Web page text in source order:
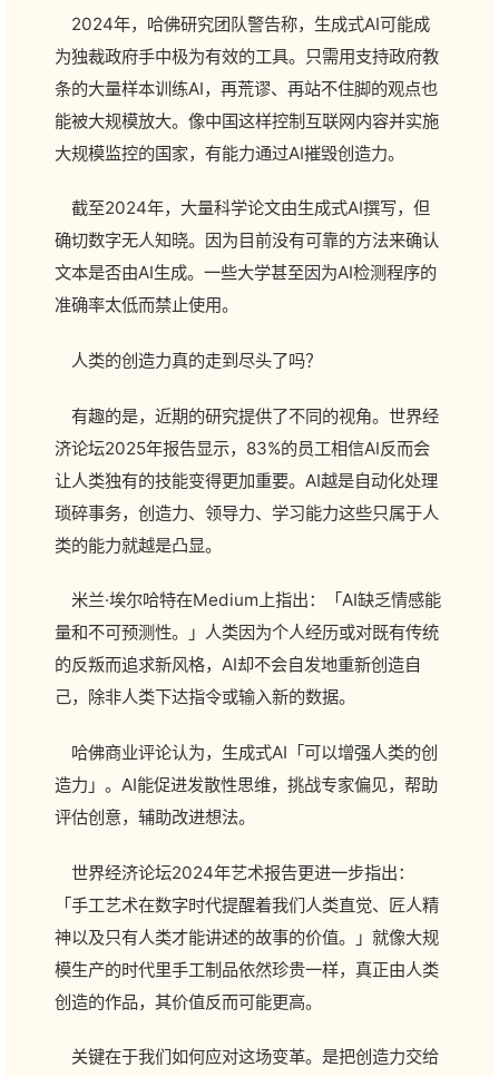
2024年，哈佛研究团队警告称，生成式AI可能成
为独裁政府手中极为有效的工具。只需用支持政府教
条的大量样本训练AI，再荒谬、再站不住脚的观点也
能被大规模放大。像中国这样控制互联网内容并实施
大规模监控的国家，有能力通过AI摧毁创造力。
截至2024年，大量科学论文由生成式AI撰写，但
确切数字无人知晓。因为目前没有可靠的方法来确认
文本是否由AI生成。一些大学甚至因为AI检测程序的
准确率太低而禁止使用。
人类的创造力真的走到尽头了吗？
有趣的是，近期的研究提供了不同的视角。世界经
济论坛2025年报告显示，83%的员工相信AI反而会
让人类独有的技能变得更加重要。AI越是自动化处理
琐碎事务，创造力、领导力、学习能力这些只属于人
类的能力就越是凸显。
米兰·埃尔哈特在Medium上指出：「AI缺乏情感能
量和不可预测性。」人类因为个人经历或对既有传统
的反叛而追求新风格，AI却不会自发地重新创造自
己，除非人类下达指令或输入新的数据。
哈佛商业评论认为，生成式AI「可以增强人类的创
造力」。AI能促进发散性思维，挑战专家偏见，帮助
评估创意，辅助改进想法。
世界经济论坛2024年艺术报告更进一步指出：
「手工艺术在数字时代提醒着我们人类直觉、匠人精
神以及只有人类才能讲述的故事的价值。」就像大规
模生产的时代里手工制品依然珍贵一样，真正由人类
创造的作品，其价值反而可能更高。
关键在于我们如何应对这场变革。是把创造力交给